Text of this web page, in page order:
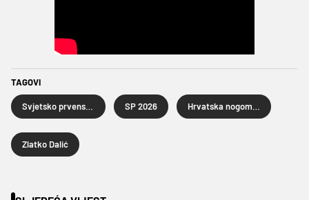
TAGOVI
SP 2026
Zlatko Dalić